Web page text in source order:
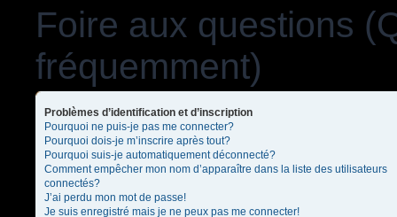
Foire aux questions
fréquemment)
Problèmes d’identification et d’inscription
Pourquoi ne puis-je pas me connecter?
Pourquoi dois-je m’inscrire après tout?
Pourquoi suis-je automatiquement déconnecté?
Comment empêcher mon nom d’apparaître dans la liste des utilisateurs
connectés?
J’ai perdu mon mot de passe!
Je suis enregistré mais je ne peux pas me connecter!